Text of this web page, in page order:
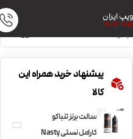
ویپ ایران
VAPE IRAN
پیشنهاد خرید همراه این
کالا
سالت برنز تنباکو
کارامل نستی Nasty